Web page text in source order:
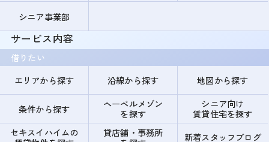
シニア事業部
サービス内容
借りたい
エリアから探す
沿線から探す 地図から探す
条件から探す
ヘーベルメゾン
を探す
シニア向け
賃貸住宅を探す
セキスイハイムの
貸店舗・事務所
新着スタッフブログ